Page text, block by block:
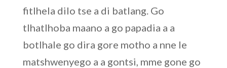
fitlhela dilo tse a di batlang. Go
tlhatlhoba maano a go papadia a a
botlhale go dira gore motho a nne le
matshwenyego a a gontsi, mme gone go